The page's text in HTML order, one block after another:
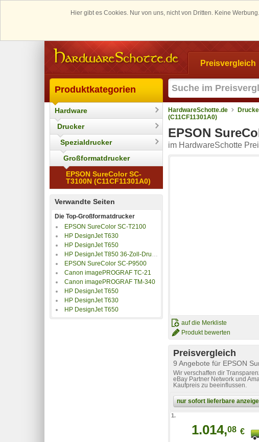
Hier gibt es Cookies. Nur von uns, nicht von Dritten. Keine
Preisvergleich
Produktkategorien
Hardware
Drucker
Spezialdrucker
Großformatdrucker
EPSON SureColor SC-
T3100N (C11CF11301A0)
Verwandte Seiten
Die Top-Großformatdrucker
EPSON SureColor SC-T2100
HP DesignJet T630
HP DesignJet T650
HP DesignJet T850 36-Zoll-Drucker
EPSON SureColor SC-P9500
Canon imagePROGRAF TC-21
Canon imagePROGRAF TM-340
HP DesignJet T650
HP DesignJet T630
HP DesignJet T650
HardwareSchotte.de
(C11CF11301A0)
EPSON
im HardwareSchotte
auf die Merkliste
Produkt bewerten
Preisvergleich
9 Angebote für EPSON
Wir verschaffen dir
eBay Partner Network und
Kaufpreis zu beeinflussen.
nur sofort lieferbare
1.
1.014,08 €